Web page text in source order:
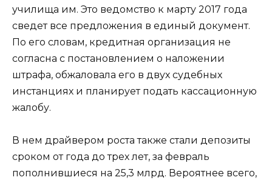
училища им. Это ведомство к марту 2017 года
сведет все предложения в единый документ.
По его словам, кредитная организация не
согласна с постановлением о наложении
штрафа, обжаловала его в двух судебных
инстанциях и планирует подать кассационную
жалобу.
В нем драйвером роста также стали депозиты
сроком от года до трех лет, за февраль
пополнившиеся на 25,3 млрд. Вероятнее всего,